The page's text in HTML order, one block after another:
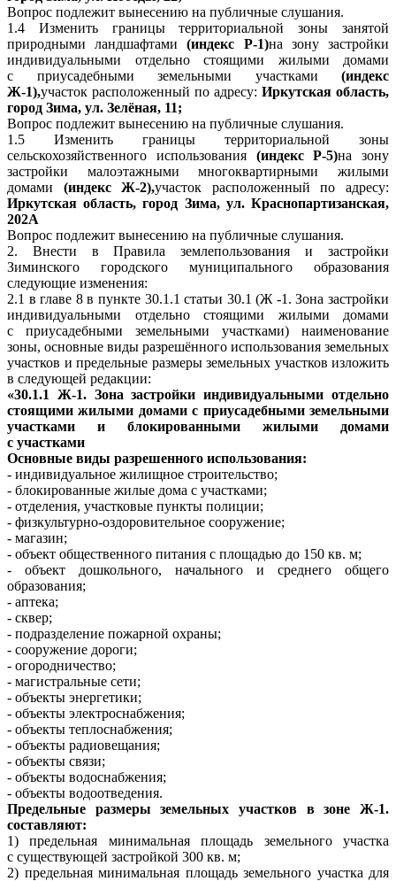
Вопрос подлежит вынесению на публичные слушания.
1.4 Изменить границы территориальной зоны занятой
природными ландшафтами(индекс Р-1)на зону застройки
индивидуальными отдельно стоящими жилыми домами
с приусадебными земельными участками (индекс
Ж-1),участок расположенный по адресу: Иркутская область,
город Зима, ул. Зелёная, 11;
Вопрос подлежит вынесению на публичные слушания.
1.5 Изменить границы территориальной зоны
сельскохозяйственного использования (индекс Р-5)на зону
застройки малоэтажными многоквартирными жилыми
домами (индекс Ж-2),участок расположенный по адресу:
Иркутская область, город Зима, ул. Краснопартизанская,
202А
Вопрос подлежит вынесению на публичные слушания.
2. Внести в Правила землепользования и застройки
Зиминского городского муниципального образования
следующие изменения:
2.1 в главе 8в пункте 30.1.1 статьи 30.1 (Ж -1. Зона застройки
индивидуальными отдельно стоящими жилыми домами
с приусадебными земельными участками) наименование
зоны, основные виды разрешённого использования земельных
участков и предельные размеры земельных участков изложить
в следующей редакции:
«30.1.1
Ж-1. Зона застройки индивидуальными отдельно
стоящими жилыми домами с приусадебными земельными
участками и блокированными жилыми домами
с участками
Основные виды разрешенного использования:
- индивидуальное жилищное строительство;
- блокированные жилые дома с участками;
- отделения, участковые пункты полиции;
- физкультурно-оздоровительное сооружение;
- магазин;
- объект общественного питания с площадью до 150 кв. м;
- объект дошкольного, начального и среднего общего
образования;
- аптека;
- сквер;
- подразделение пожарной охраны;
- сооружение дороги;
- огородничество;
- магистральные сети;
- объекты энергетики;
- объекты электроснабжения;
- объекты теплоснабжения;
- объекты радиовещания;
- объекты связи;
- объекты водоснабжения;
- объекты водоотведения.
Предельные размеры земельных участков в зоне Ж-1.
составляют:
1) предельная минимальная площадь земельного участка
с существующей застройкой 300 кв. м;
2) предельная минимальная площадь земельного участка для